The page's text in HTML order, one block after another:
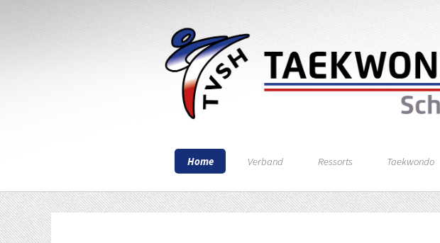
Home Verband Ressorts Taekwondo